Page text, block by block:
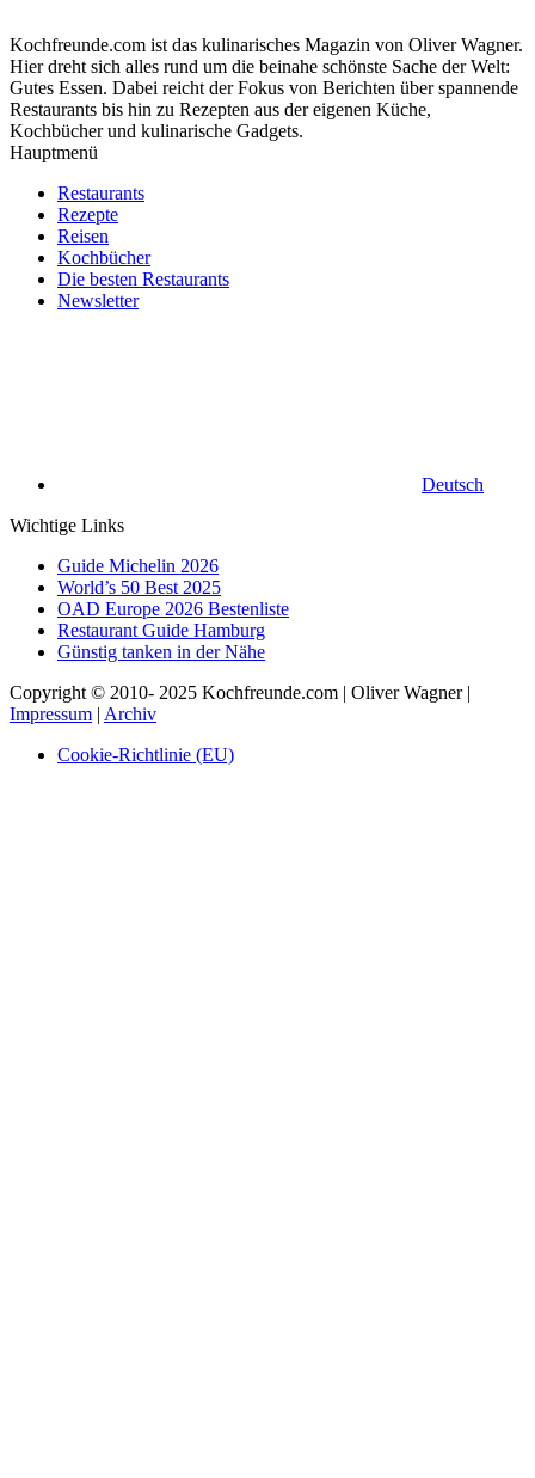
Kochfreunde.com ist das kulinarisches Magazin von Oliver Wagner.
Hier dreht sich alles rund um die beinahe schönste Sache der Welt:
Gutes Essen. Dabei reicht der Fokus von Berichten über spannende
Restaurants bis hin zu Rezepten aus der eigenen Küche,
Kochbücher und kulinarische Gadgets.
Hauptmenü
Restaurants
Rezepte
Reisen
Kochbücher
Die besten Restaurants
Newsletter
Deutsch
Wichtige Links
Guide Michelin 2026
World’s 50 Best 2025
OAD Europe 2026 Bestenliste
Restaurant Guide Hamburg
Günstig tanken in der Nähe
Copyright © 2010- 2025 Kochfreunde.com | Oliver Wagner |
Impressum | Archiv
Cookie-Richtlinie (EU)